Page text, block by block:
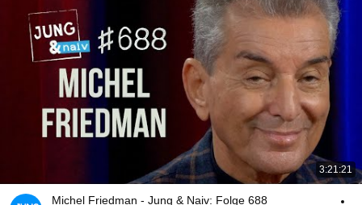
3:21:21
Michel Friedman - Jung & Naiv: Folge 688